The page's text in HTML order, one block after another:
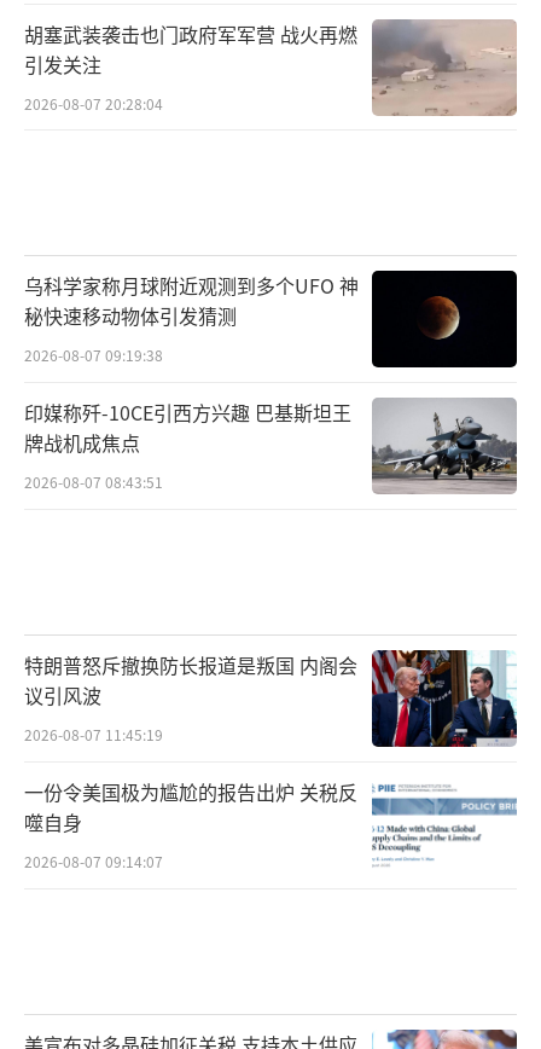
胡塞武装袭击也门政府军军营 战火再燃
引发关注
2026-08-07 20:28:04
乌科学家称月球附近观测到多个UFO 神
秘快速移动物体引发猜测
2026-08-07 09:19:38
印媒称歼-10CE引西方兴趣 巴基斯坦王
牌战机成焦点
2026-08-07 08:43:51
特朗普怒斥撤换防长报道是叛国 内阁会
议引风波
2026-08-07 11:45:19
一份令美国极为尴尬的报告出炉 关税反
噬自身
2026-08-07 09:14:07